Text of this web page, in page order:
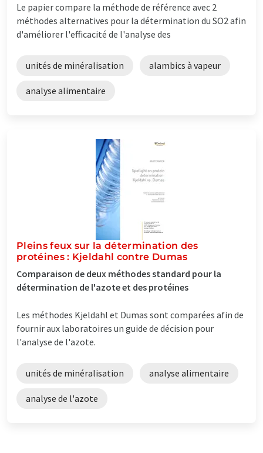
Le papier compare la méthode de référence avec 2
méthodes alternatives pour la détermination du SO2 afin
d'améliorer l'efficacité de l'analyse des
unités de minéralisation alambics à vapeur
analyse alimentaire
Pleins feux sur la détermination des
protéines : Kjeldahl contre Dumas
Comparaison de deux méthodes standard pour la
détermination de l'azote et des protéines
Les méthodes Kjeldahl et Dumas sont comparées afin de
fournir aux laboratoires un guide de décision pour
l'analyse de l'azote.
unités de minéralisation analyse alimentaire
analyse de l'azote